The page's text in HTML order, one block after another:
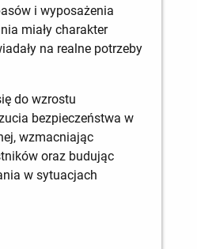
i wyposażenia
miały charakter
na realne potrzeby
do wzrostu
bezpieczeństwa w
wzmacniając
oraz budując
w sytuacjach